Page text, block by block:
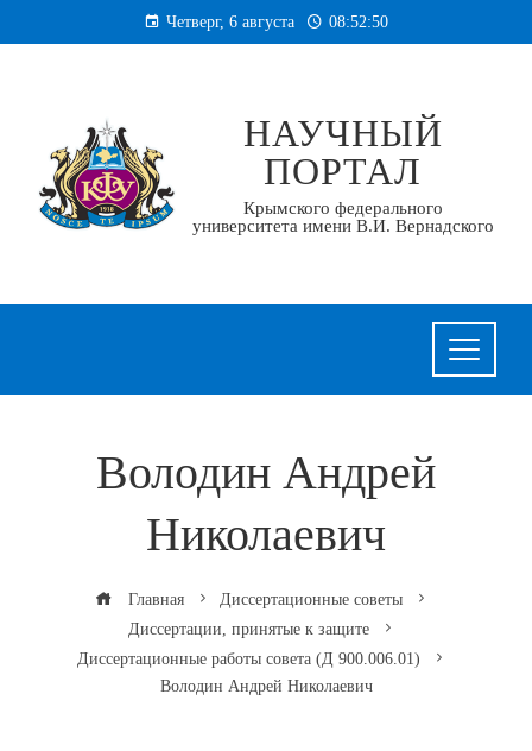
к
Четверг, 6 августа 08:52:51
НАУЧНЫЙ
ПОРТАЛ
Крымского федерального
университета имени В.И. Вернадского
Володин Андрей
Николаевич
Главная
Диссертационные советы
Диссертации, принятые к защите
Диссертационные работы совета (Д 900.006.01)
Володин Андрей Николаевич